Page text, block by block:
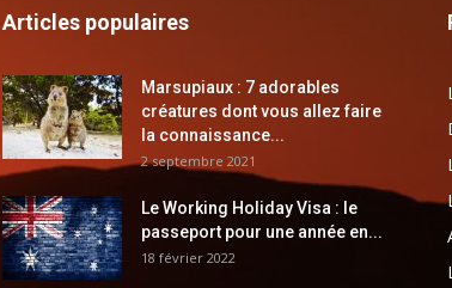
Articles populaires
Marsupiaux : 7 adorables
créatures dont vous allez faire
la connaissance...
2 septembre 2021
Le Working Holiday Visa : le
passeport pour une année en...
18 février 2022